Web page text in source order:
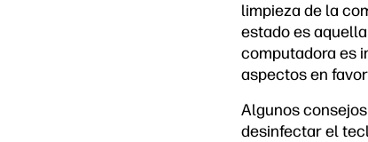
limpieza de la
estado es
computadora es
aspectos en
Algunos
desinfectar el